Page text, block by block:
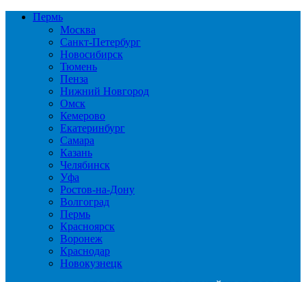
Пермь
Москва
Санкт-Петербург
Новосибирск
Тюмень
Пенза
Нижний Новгород
Омск
Кемерово
Екатеринбург
Самара
Казань
Челябинск
Уфа
Ростов-на-Дону
Волгоград
Пермь
Красноярск
Воронеж
Краснодар
Новокузнецк